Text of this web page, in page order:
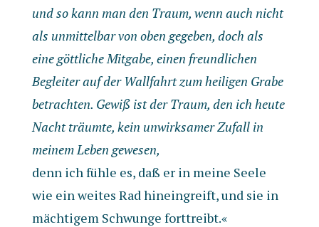
und so kann man den Traum, wenn auch nicht
als unmittelbar von oben gegeben, doch als
eine göttliche Mitgabe, einen freundlichen
Begleiter auf der Wallfahrt zum heiligen Grabe
betrachten. Gewiß ist der Traum, den ich heute
Nacht träumte, kein unwirksamer Zufall in
meinem Leben gewesen,
denn ich fühle es, daß er in meine Seele
wie ein weites Rad hineingreift, und sie in
mächtigem Schwunge forttreibt.«